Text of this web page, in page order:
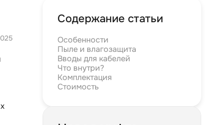
Содержание статьи
Особенности
Пыле и влагозащита
Вводы для кабелей
Что внутри?
Комплектация
Стоимость